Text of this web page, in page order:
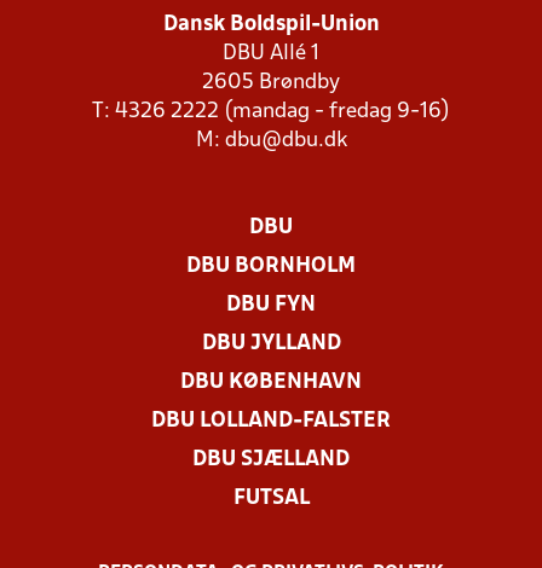
Dansk Boldspil-Union
DBU Allé 1
2605 Brøndby
T: 4326 2222 (mandag - fredag 9-16)
M: dbu@dbu.dk
DBU
DBU BORNHOLM
DBU FYN
DBU JYLLAND
DBU KØBENHAVN
DBU LOLLAND-FALSTER
DBU SJÆLLAND
FUTSAL